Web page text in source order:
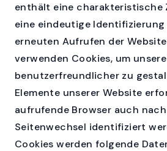
enthält eine charakteristische
eine eindeutige Identifizierung
erneuten Aufrufen der
verwenden Cookies, um
benutzerfreundlicher zu
Elemente unserer Website
aufrufende Browser auch
Seitenwechsel identifiziert
Cookies werden folgende